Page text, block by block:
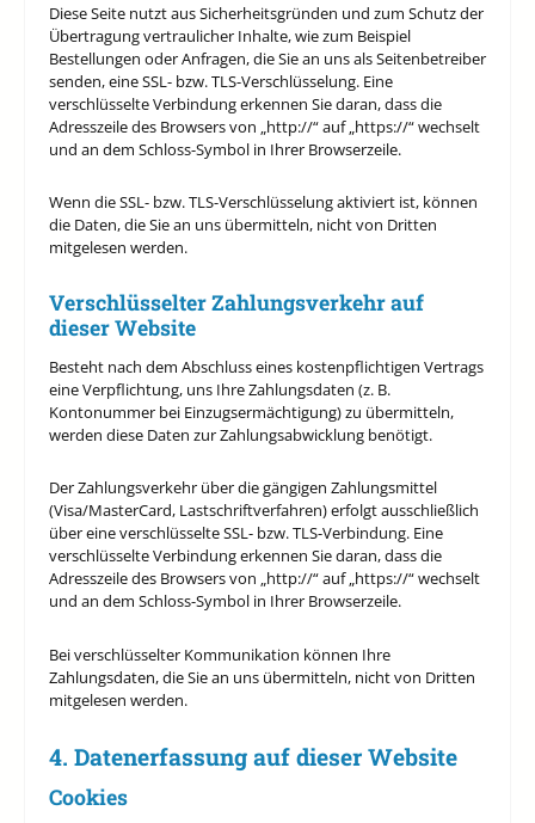
Diese Seite nutzt aus Sicherheitsgründen und zum Schutz der
Übertragung vertraulicher Inhalte, wie zum Beispiel
Bestellungen oder Anfragen, die Sie an uns als Seitenbetreiber
senden, eine SSL- bzw. TLS-Verschlüsselung. Eine
verschlüsselte Verbindung erkennen Sie daran, dass die
Adresszeile des Browsers von „http://“ auf „https://“ wechselt
und an dem Schloss-Symbol in Ihrer Browserzeile.
Wenn die SSL- bzw. TLS-Verschlüsselung aktiviert ist, können
die Daten, die Sie an uns übermitteln, nicht von Dritten
mitgelesen werden.
Verschlüsselter Zahlungsverkehr auf
dieser Website
Besteht nach dem Abschluss eines kostenpflichtigen Vertrags
eine Verpflichtung, uns Ihre Zahlungsdaten (z. B.
Kontonummer bei Einzugsermächtigung) zu übermitteln,
werden diese Daten zur Zahlungsabwicklung benötigt.
Der Zahlungsverkehr über die gängigen Zahlungsmittel
(Visa/MasterCard, Lastschriftverfahren) erfolgt ausschließlich
über eine verschlüsselte SSL- bzw. TLS-Verbindung. Eine
verschlüsselte Verbindung erkennen Sie daran, dass die
Adresszeile des Browsers von „http://“ auf „https://“ wechselt
und an dem Schloss-Symbol in Ihrer Browserzeile.
Bei verschlüsselter Kommunikation können Ihre
Zahlungsdaten, die Sie an uns übermitteln, nicht von Dritten
mitgelesen werden.
4. Datenerfassung auf dieser Website
Cookies